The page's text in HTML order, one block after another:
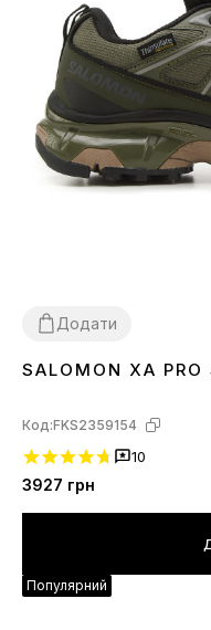
Додати
414243 44 45 46
SALOMON XA PRO
Код:FKS2359154
10
3927 грн
Популярний